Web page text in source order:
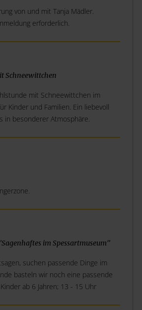
von und mit Tanja Mädler.
erforderlich.
Schneewittchen
mit Schneewittchen im
Kinder und Familien. Ein liebevoll
in besonderer Atmosphäre.
im Spessartmuseum"
suchen passende Dinge im
basteln wir noch eine passende
ab 6 Jahren; 13 - 15 Uhr